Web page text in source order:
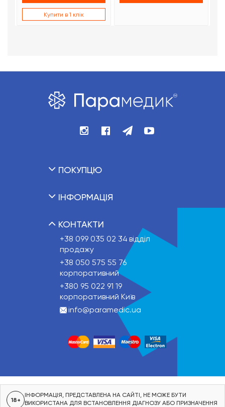
Купити в 1 клік
ПОКУПЦЮ
ІНФОРМАЦІЯ
КОНТАКТИ
+38 099 035 02 34 відділ
продажу
+38 050 575 55 76
корпоративний
+380 95 022 91 19
корпоративний Київ
info@paramedic.ua
18+
ІНФОРМАЦІЯ, ПРЕДСТАВЛЕНА НА САЙТІ, НЕ МОЖЕ БУТИ
ВИКОРИСТАНА ДЛЯ ВСТАНОВЛЕННЯ ДІАГНОЗУ АБО ПРИЗНАЧЕННЯ